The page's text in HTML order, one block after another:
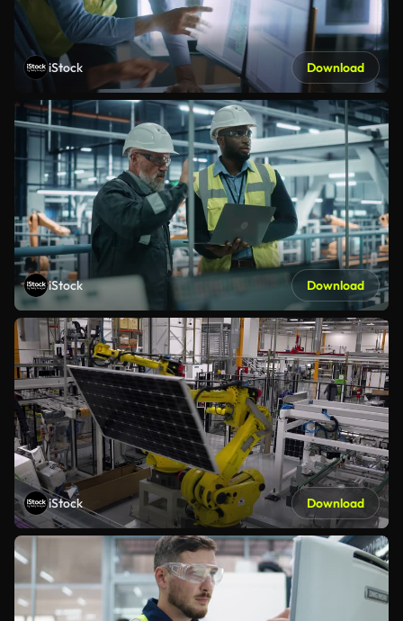
iStock Download
iStock Download
iStock Download